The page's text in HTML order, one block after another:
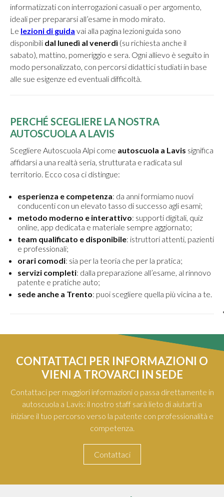
informatizzati con interrogazioni casuali o per argomento,
ideali per prepararsi all’esame in modo mirato.
Le lezioni di guida vai alla pagina lezioni guida sono
disponibili dal lunedì al venerdì (su richiesta anche il
sabato), mattino, pomeriggio e sera. Ogni allievo è seguito in
modo personalizzato, con percorsi didattici studiati in base
alle sue esigenze ed eventuali difficoltà.
PERCHÉ SCEGLIERE LA NOSTRA
AUTOSCUOLA A LAVIS
Scegliere Autoscuola Alpi come autoscuola a Lavis significa
affidarsi a una realtà seria, strutturata e radicata sul
territorio. Ecco cosa ci distingue:
esperienza e competenza: da anni formiamo nuovi
conducenti con un elevato tasso di successo agli esami;
metodo moderno e interattivo: supporti digitali, quiz
online, app dedicata e materiale sempre aggiornato;
team qualificato e disponibile: istruttori attenti, pazienti
e professionali;
orari comodi: sia per la teoria che per la pratica;
servizi completi: dalla preparazione all’esame, al rinnovo
patente e pratiche auto;
sede anche a Trento: puoi scegliere quella più vicina a te.
CONTATTACI PER INFORMAZIONI O
VIENI A TROVARCI IN SEDE
Contattaci per maggiori informazioni o passa direttamente in
autoscuola a Lavis: il nostro staff sarà lieto di aiutarti a
iniziare il tuo percorso verso la patente con professionalità e
competenza.
Contattaci